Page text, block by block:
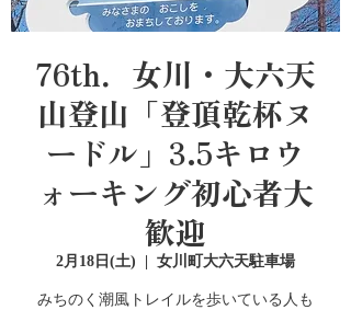
76th．女川・大六天
山登山「登頂乾杯ヌ
ードル」3.5キロウ
ォーキング初心者大
歓迎
2月18日(土) 女川町大六天駐車場
みちのく潮風トレイルを歩いている人も